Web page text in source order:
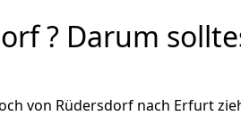
? Darum
von Rüdersdorf nach Erfurt